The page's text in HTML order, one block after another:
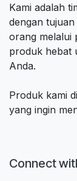
Kami adalah
dengan
orang melalui
produk hebat
Anda.
Produk kami
yang ingin
Connect